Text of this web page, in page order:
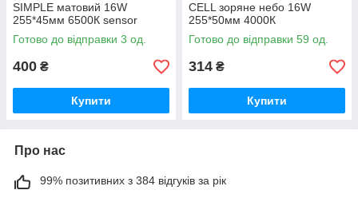
SIMPLE матовий 16W
255*45мм 6500К sensor
Готово до відправки 3 од.
400 ₴
Купити
CELL зоряне небо 16W
255*50мм 4000К
Готово до відправки 59 од.
314 ₴
Купити
Про нас
99% позитивних з 384 відгуків за рік